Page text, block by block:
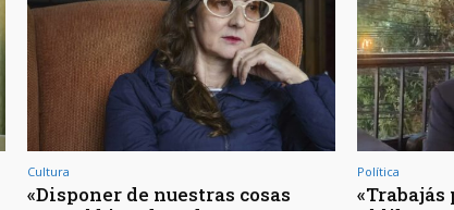
Cultura
«Disponer de nuestras cosas
Política
«Trabajás